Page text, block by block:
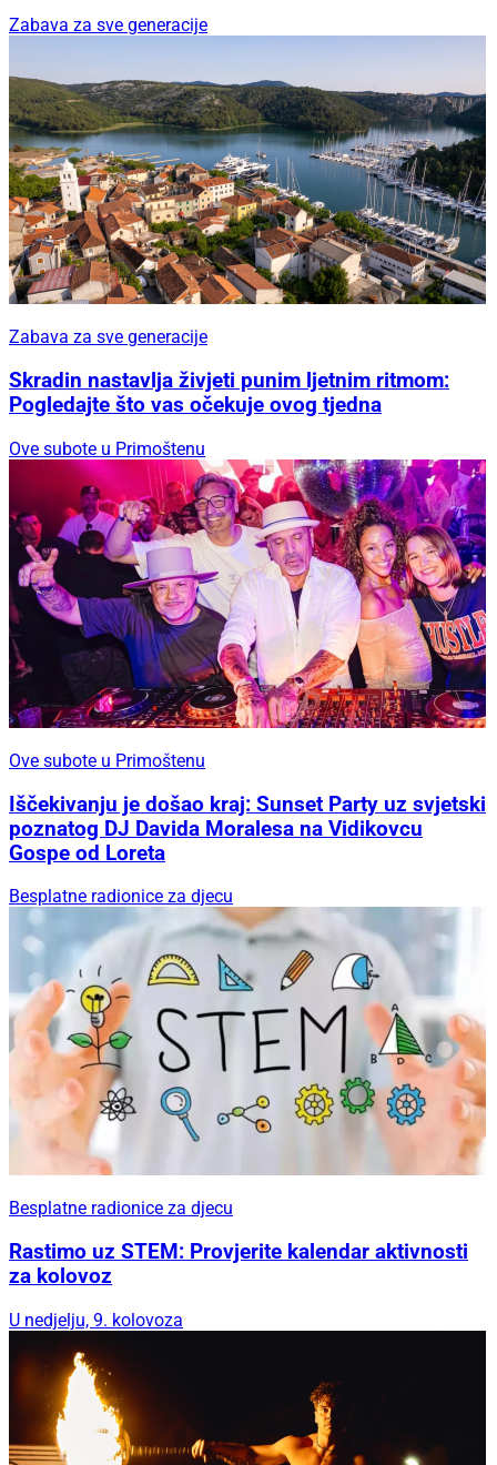
Zabava za sve generacije
Zabava za sve generacije
Skradin nastavlja živjeti punim ljetnim ritmom:
Pogledajte što vas očekuje ovog tjedna
Ove subote u Primoštenu
Ove subote u Primoštenu
Iščekivanju je došao kraj: Sunset Party uz svjetski
poznatog DJ Davida Moralesa na Vidikovcu
Gospe od Loreta
Besplatne radionice za djecu
Besplatne radionice za djecu
Rastimo uz STEM: Provjerite kalendar aktivnosti
za kolovoz
U nedjelju, 9. kolovoza